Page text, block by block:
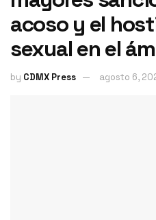
acoso y el
sexual en el
by CDMX Press agosto 6,